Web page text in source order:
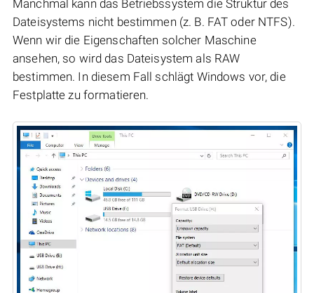
Manchmal kann das Betriebssystem die Struktur des
Dateisystems nicht bestimmen (z. B. FAT oder NTFS).
Wenn wir die Eigenschaften solcher Maschine
ansehen, so wird das Dateisystem als RAW
bestimmen. In diesem Fall schlägt Windows vor, die
Festplatte zu formatieren.